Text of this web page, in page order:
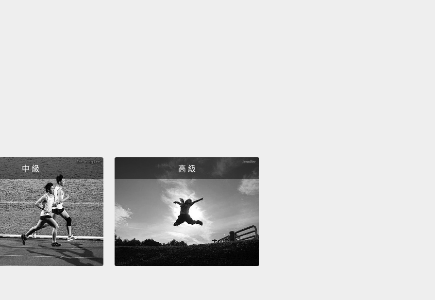
Oh, because think about it. It's like, would you want Thai
Tea with like, Fruity Pebbles, and like...
mean? You have to be smart.
噢，因為你想想看。就是，你不會想吃泰式奶茶配上水果榖片
跟...你知道我的意思嗎？你要選聰明一點呀。
Okay.
中 級 高 級